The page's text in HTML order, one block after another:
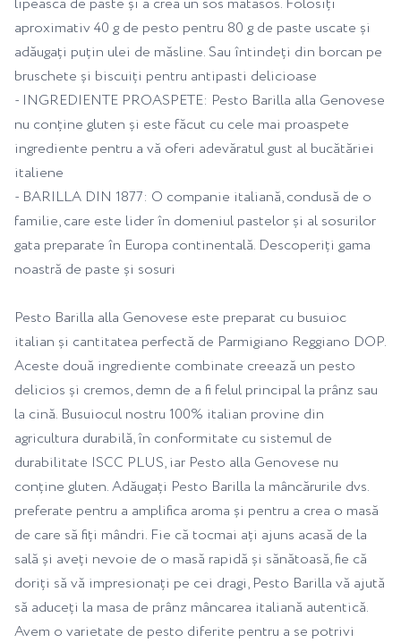
aproximativ 40 g de pesto pentru 80 g de paste uscate și
adăugați puțin ulei de măsline. Sau întindeți din borcan pe
bruschete și biscuiți pentru antipasti delicioase
- INGREDIENTE PROASPETE: Pesto Barilla alla Genovese
nu conține gluten și este făcut cu cele mai proaspete
ingrediente pentru a vă oferi adevăratul gust al bucătăriei
italiene
- BARILLA DIN 1877: O companie italiană, condusă de o
familie, care este lider în domeniul pastelor și al sosurilor
gata preparate în Europa continentală. Descoperiți gama
noastră de paste și sosuri
Pesto Barilla alla Genovese este preparat cu busuioc
italian și cantitatea perfectă de Parmigiano Reggiano DOP.
Aceste două ingrediente combinate creează un pesto
delicios și cremos, demn de a fi felul principal la prânz sau
la cină. Busuiocul nostru 100% italian provine din
agricultura durabilă, în conformitate cu sistemul de
durabilitate ISCC PLUS, iar Pesto alla Genovese nu
conține gluten. Adăugați Pesto Barilla la mâncărurile dvs.
preferate pentru a amplifica aroma și pentru a crea o masă
de care să fiți mândri. Fie că tocmai ați ajuns acasă de la
sală și aveți nevoie de o masă rapidă și sănătoasă, fie că
doriți să vă impresionați pe cei dragi, Pesto Barilla vă ajută
să aduceți la masa de prânz mâncarea italiană autentică.
Avem o varietate de pesto diferite pentru a se potrivi